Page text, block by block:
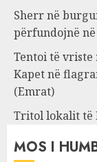
Sherr në
përfundojnë
Tentoi të
Kapet në
(Emrat)
Tritol lokalit të
MOS I